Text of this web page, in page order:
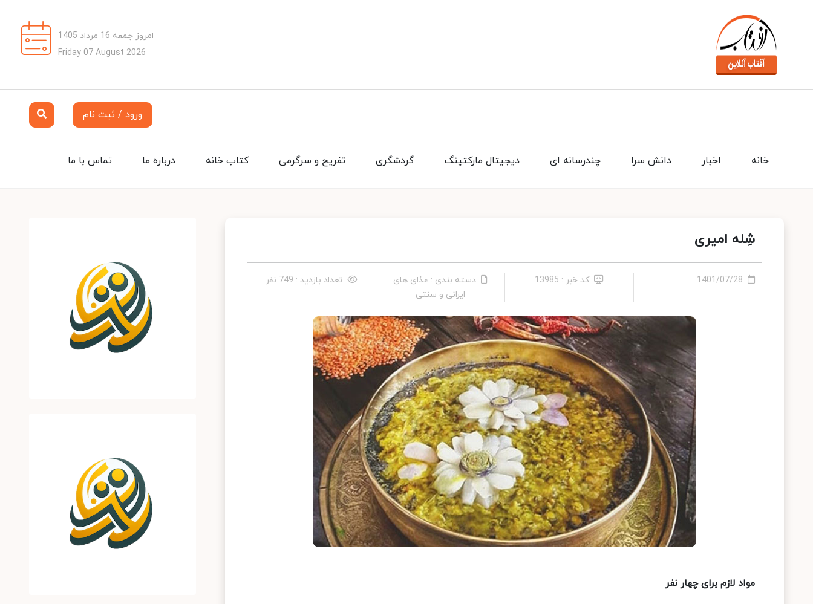
امروز جمعه 16 مرداد 1405
Friday 07 August 2026
ورود / ثبت نام
تماس با ما درباره ما کتاب خانه تفریح و سرگرمی گردشگری دیجیتال مارکتینگ چندرسانه ای دانش سرا اخبار خانه
شِله امیری
1401/07/28 کد خبر : 13985
دسته بندی : غذای های
ایرانی و سنتی
تعداد بازدید : 749 نفر
مواد لازم برای چهار نفر